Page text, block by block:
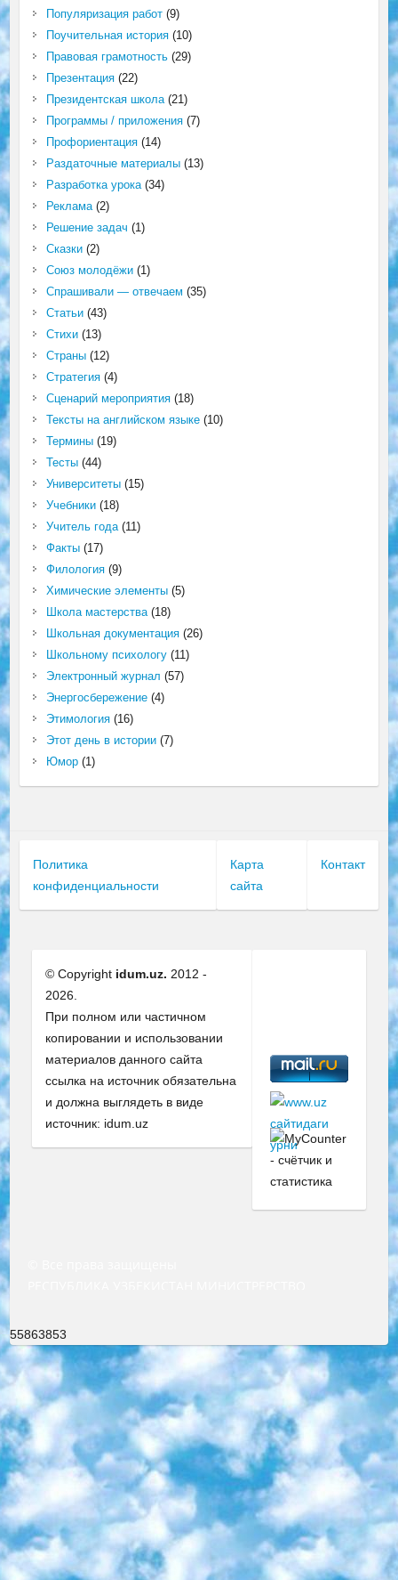
Популяризация работ(9)
Поучительная история(10)
Правовая грамотность(29)
Презентация(22)
Президентская школа(21)
Программы / приложения(7)
Профориентация(14)
Раздаточные материалы(13)
Разработка урока(34)
Реклама(2)
Решение задач (1)
Сказки(2)
Союз молодёжи(1)
Спрашивали — отвечаем (35)
Статьи(43)
Стихи(13)
Страны(12)
Стратегия(4)
Сценарий мероприятия(18)
Тексты на английском языке(10)
Термины(19)
Тесты(44)
Университеты(15)
Учебники(18)
Учитель года(11)
Факты(17)
Филология(9)
Химические элементы(5)
Школа мастерства(18)
Школьная документация(26)
Школьному психологу(11)
Электронный журнал (57)
Энергосбережение(4)
Этимология(16)
Этот день в истории(7)
Юмор(1)
Политика
конфиденциальности
Карта
сайта
Контакт
© Copyright idum.uz. 2012 -
2026.
При полном или частичном
копировании и использовании
материалов данного сайта
ссылка на источник обязательна
и должна выглядеть в виде
источник: idum.uz
55863853